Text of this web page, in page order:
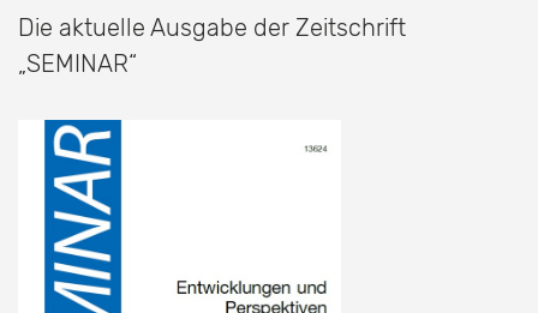
Die aktuelle Ausgabe der Zeitschrift
„SEMINAR“